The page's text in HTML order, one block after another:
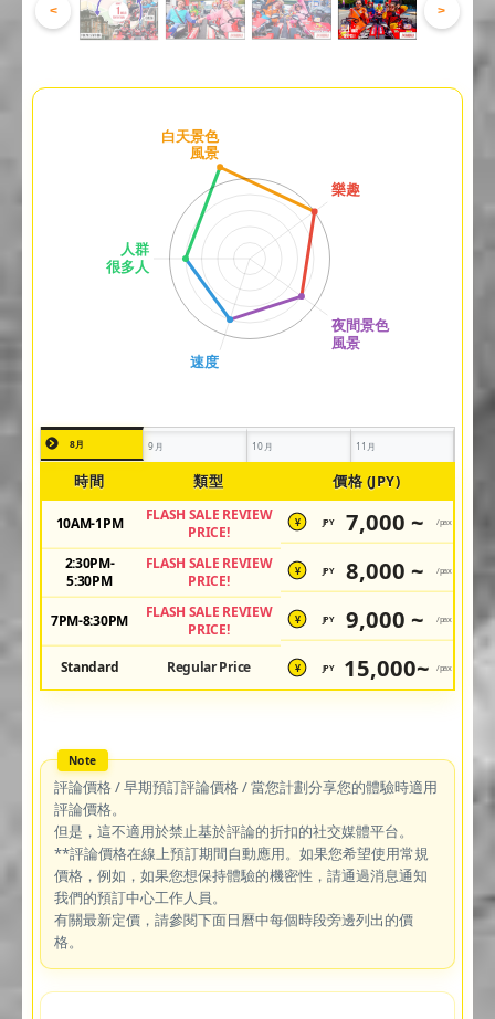
< >
8月 9月 10月 11月
時間 類型 價格 (JPY)
10AM-1PM
FLASH SALE REVIEW
PRICE!
¥ JPY 7,000 ~ /pax
2:30PM-
5:30PM
FLASH SALE REVIEW
PRICE!
¥ JPY 8,000 ~ /pax
7PM-8:30PM
FLASH SALE REVIEW
PRICE!
¥ JPY 9,000 ~ /pax
Standard Regular Price ¥ JPY 15,000~ /pax
評論價格 / 早期預訂評論價格 / 當您計劃分享您的體驗時適用
評論價格。
但是，這不適用於禁止基於評論的折扣的社交媒體平台。
**評論價格在線上預訂期間自動應用。如果您希望使用常規
價格，例如，如果您想保持體驗的機密性，請通過消息通知
我們的預訂中心工作人員。
有關最新定價，請參閱下面日曆中每個時段旁邊列出的價
格。